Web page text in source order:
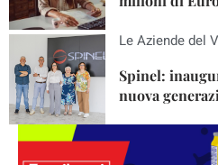
Le Aziende del
Spinel:
nuova